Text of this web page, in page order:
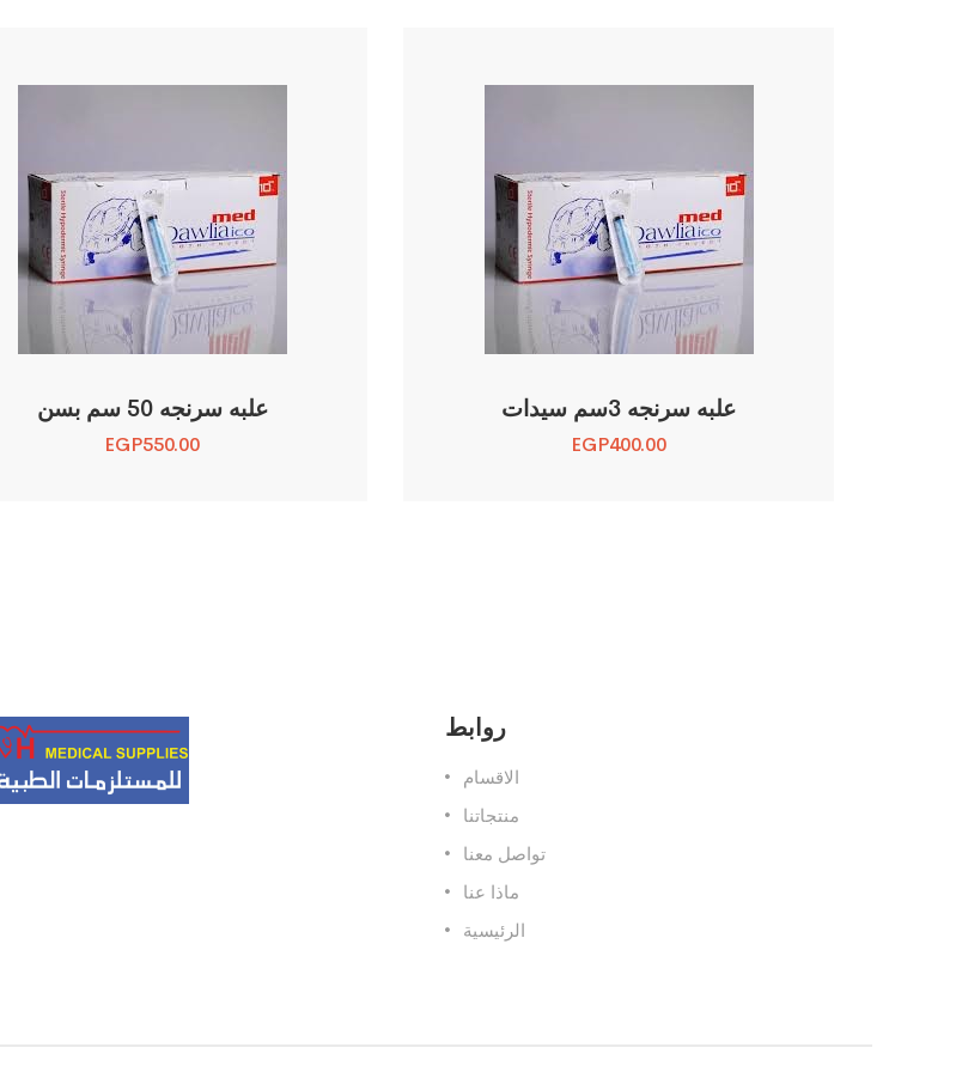
علبه سرنجه 50 سم بسن
EGP550.00
علبه سرنجه 3سم سيدات
EGP400.00
روابط
الاقسام
منتجاتنا
تواصل معنا
ماذا عنا
الرئيسية